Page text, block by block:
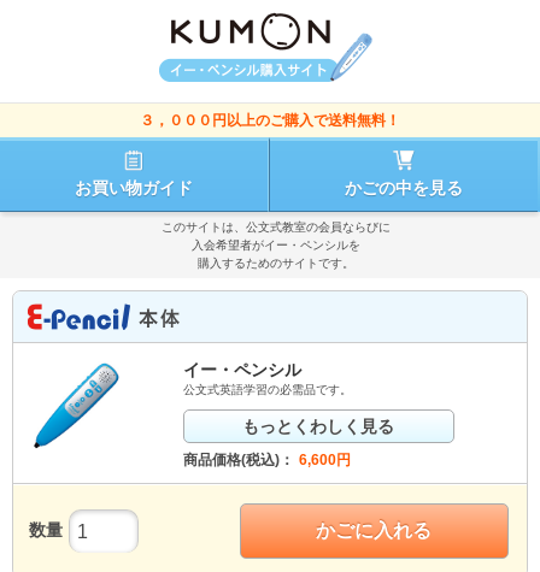
３，０００円以上のご購入で送料無料！
お買い物ガイド かごの中を見る
このサイトは、公文式教室の会員ならびに
入会希望者がイー・ペンシルを
購入するためのサイトです。
イー・ペンシル
公文式英語学習の必需品です。
もっとくわしく見る
商品価格(税込)： 6,600円
数量 かごに入れる